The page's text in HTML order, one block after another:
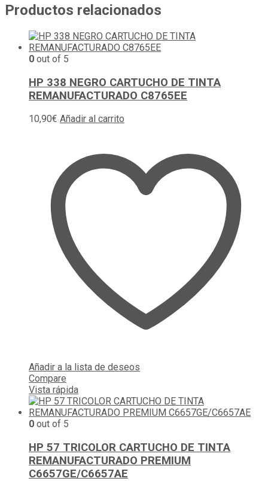
Productos relacionados
0 out of 5
HP 338 NEGRO CARTUCHO DE TINTA
REMANUFACTURADO C8765EE
10,90€ Añadir al carrito
Añadir a la lista de deseos
Compare
Vista rápida
0 out of 5
HP 57 TRICOLOR CARTUCHO DE TINTA
REMANUFACTURADO PREMIUM
C6657GE/C6657AE